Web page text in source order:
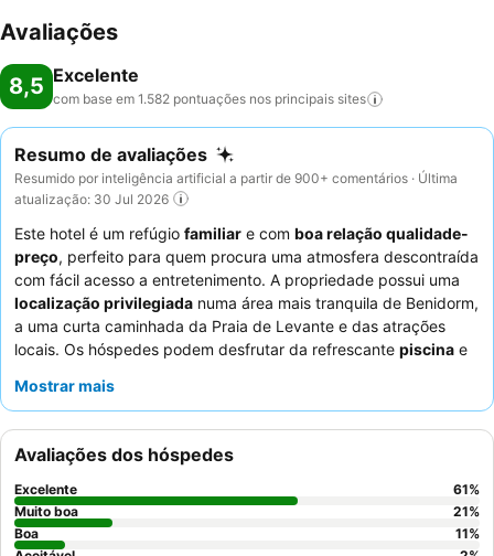
Avaliações
8,5 Excelente
com base em 1.582 pontuações nos principais sites
Resumo de avaliações
Resumido por inteligência artificial a partir de 900+ comentários · Última
atualização: 30 Jul 2026
Este hotel é um refúgio familiar e com boa relação qualidade-
preço, perfeito para quem procura uma atmosfera descontraída
com fácil acesso a entretenimento. A propriedade possui uma
localização privilegiada numa área mais tranquila de Benidorm,
a uma curta caminhada da Praia de Levante e das atrações
locais. Os hóspedes podem desfrutar da refrescante piscina e
consistentemente muitos elogios pelo seu serviço simpático e
diversificada de bebidas. Para uma experiência mais tranquila,
considere solicitar um quarto longe da área da piscina.
Mostrar mais
Avaliações dos hóspedes
Excelente 61%
Muito boa
21%
Boa
11%